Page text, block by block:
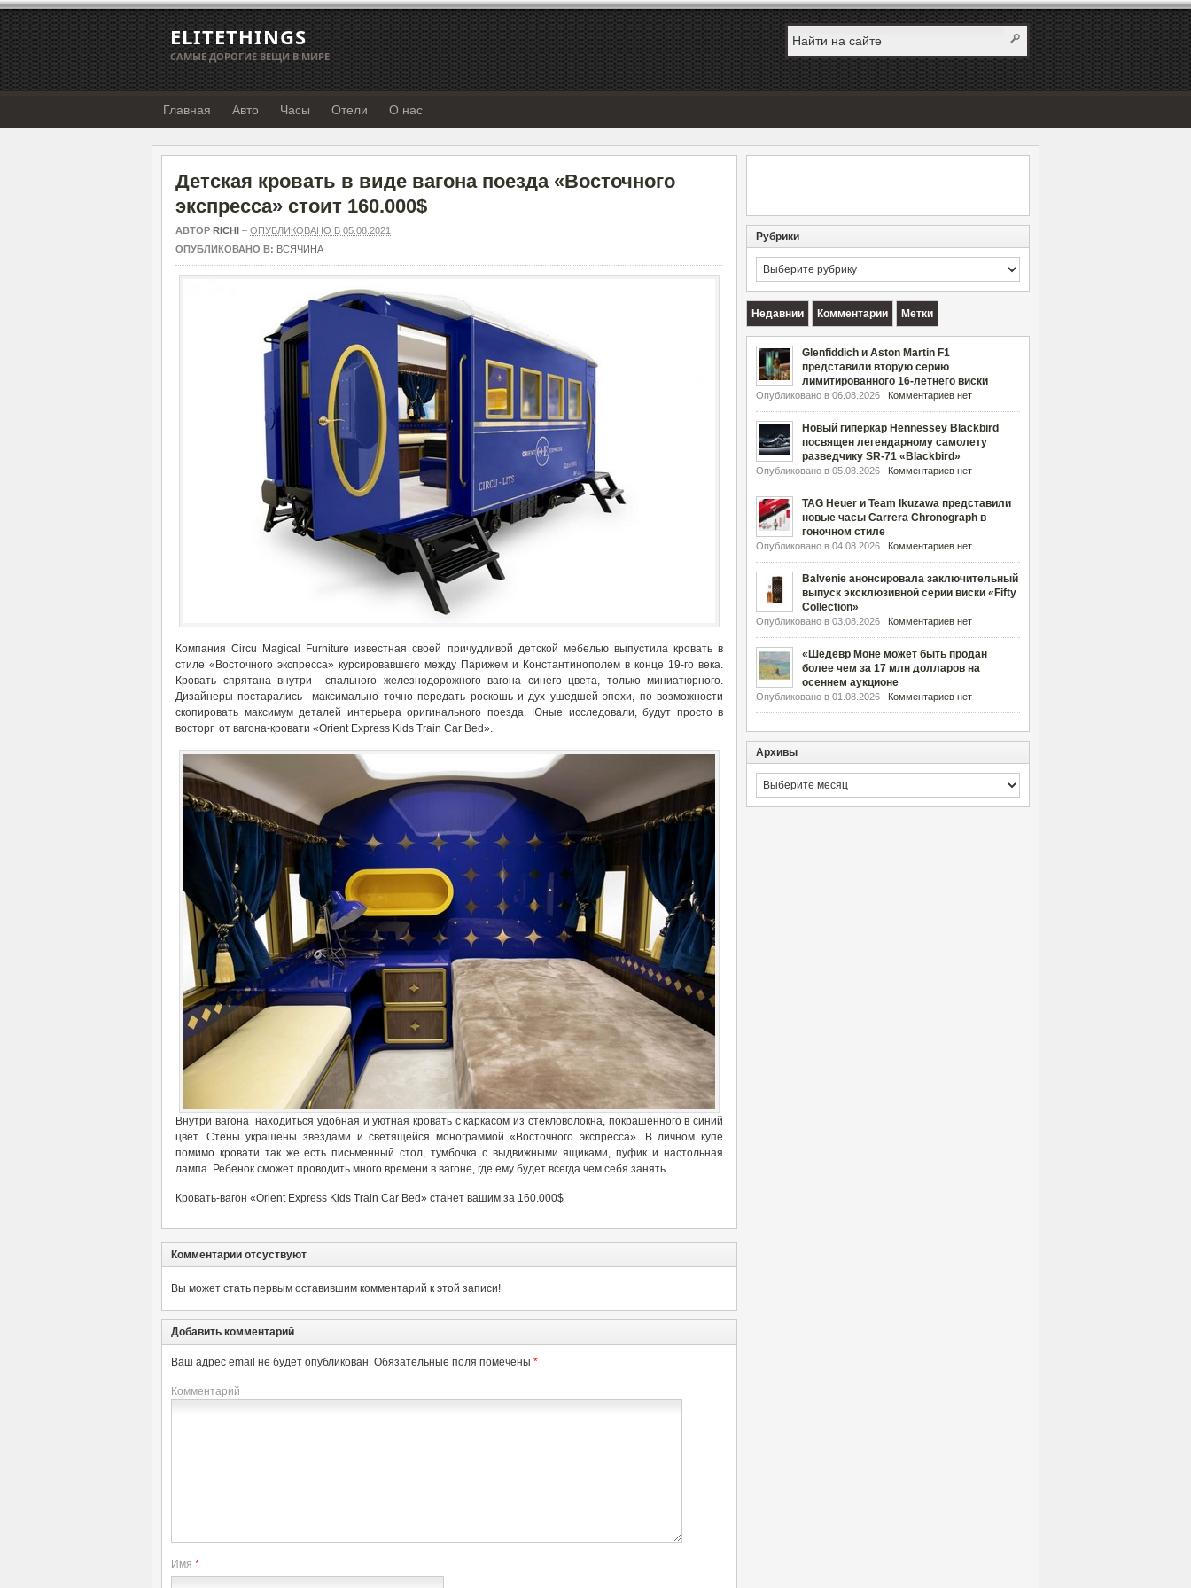
ELITETHINGS
САМЫЕ ДОРОГИЕ ВЕЩИ В МИРЕ
Главная Авто Часы Отели О нас
Детская кровать в виде вагона поезда «Восточного
экспресса» стоит 160.000$
АВТОР RICHI – ОПУБЛИКОВАНО В 05.08.2021
ОПУБЛИКОВАНО В: ВСЯЧИНА
Компания Circu Magical Furniture известная своей причудливой детской мебелью выпустила кровать в
стиле «Восточного экспресса» курсировавшего между Парижем и Константинополем в конце 19-го века.
Кровать спрятана внутри спального железнодорожного вагона синего цвета, только миниатюрного.
Дизайнеры постарались максимально точно передать роскошь и дух ушедшей эпохи, по возможности
скопировать максимум деталей интерьера оригинального поезда. Юные исследовали, будут просто в
восторг от вагона-кровати «Orient Express Kids Train Car Bed».
Внутри вагона находиться удобная и уютная кровать с каркасом из стекловолокна, покрашенного в синий
цвет. Стены украшены звездами и светящейся монограммой «Восточного экспресса». В личном купе
помимо кровати так же есть письменный стол, тумбочка с выдвижными ящиками, пуфик и настольная
лампа. Ребенок сможет проводить много времени в вагоне, где ему будет всегда чем себя занять.
Кровать-вагон «Orient Express Kids Train Car Bed» станет вашим за 160.000$
Комментарии отсуствуют
Вы может стать первым оставившим комментарий к этой записи!
Добавить комментарий
Ваш адрес email не будет опубликован. Обязательные поля помечены *
Комментарий
Имя *
Рубрики
Рубрики
Недавнии Комментарии Метки
Glenfiddich и Aston Martin F1
представили вторую серию
лимитированного 16-летнего виски
Опубликовано в 06.08.2026 | Комментариев нет
Новый гиперкар Hennessey Blackbird
посвящен легендарному самолету
разведчику SR-71 «Blackbird»
Опубликовано в 05.08.2026 | Комментариев нет
TAG Heuer и Team Ikuzawa представили
новые часы Carrera Chronograph в
гоночном стиле
Опубликовано в 04.08.2026 | Комментариев нет
Balvenie анонсировала заключительный
выпуск эксклюзивной серии виски «Fifty
Collection»
Опубликовано в 03.08.2026 | Комментариев нет
«Шедевр Моне может быть продан
более чем за 17 млн долларов на
осеннем аукционе
Опубликовано в 01.08.2026 | Комментариев нет
Архивы
Архивы